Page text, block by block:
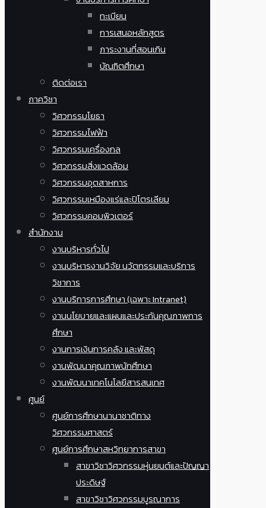
ทะเบียน
การเสนอหลักสูตร
ภาระงานที่สอนเกิน
บัณฑิตศึกษา
ติดต่อเรา
ภาควิชา
วิศวกรรมโยธา
วิศวกรรมไฟฟ้า
วิศวกรรมเครื่องกล
วิศวกรรมสิ่งแวดล้อม
วิศวกรรมอุตสาหการ
วิศวกรรมเหมืองแร่และปิโตรเลียม
วิศวกรรมคอมพิวเตอร์
สำนักงาน
งานบริหารทั่วไป
งานบริหารงานวิจัย นวัตกรรมและบริการ
วิชาการ
งานบริการการศึกษา (เฉพาะ Intranet)
งานนโยบายและแผนและประกันคุณภาพการ
ศึกษา
งานการเงินการคลัง และพัสดุ
งานพัฒนาคุณภาพนักศึกษา
งานพัฒนาเทคโนโลยีสารสนเทศ
ศูนย์
ศูนย์การศึกษานานาชาติทาง
วิศวกรรมศาสตร์
ศูนย์การศึกษาสหวิทยาการสาขา
สาขาวิชาวิศวกรรมหุ่นยนต์และปัญญา
ประดิษฐ์
สาขาวิชาวิศวกรรมบูรณาการ